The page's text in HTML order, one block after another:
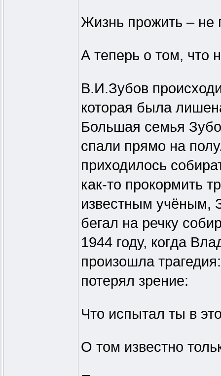
Жизнь прожить – не
А теперь о том,
В.И.Зубов
которая была
Большая семья
спали прямо на
приходилось
как-то прокормить
известным учёным,
бегал на речку
1944 году, когда
произошла
потерял зрение:
Что испытал ты в
О том известно